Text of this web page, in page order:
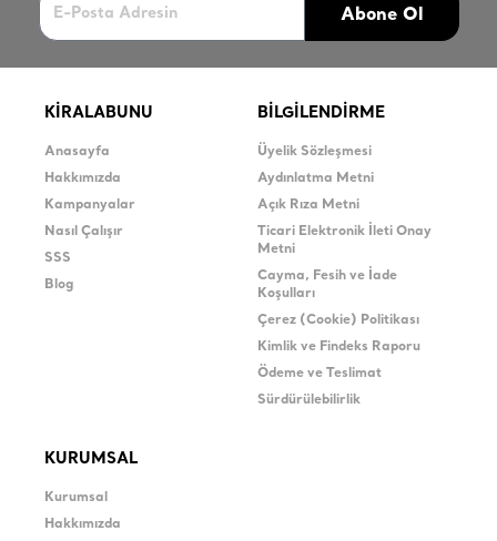
Abone Ol
KİRALABUNU
Anasayfa
Hakkımızda
Kampanyalar
Nasıl Çalışır
SSS
Blog
BİLGİLENDİRME
Üyelik Sözleşmesi
Aydınlatma Metni
Açık Rıza Metni
Ticari Elektronik İleti Onay
Metni
Cayma, Fesih ve İade
Koşulları
Çerez (Cookie) Politikası
Kimlik ve Findeks Raporu
Ödeme ve Teslimat
Sürdürülebilirlik
KURUMSAL
Kurumsal
Hakkımızda